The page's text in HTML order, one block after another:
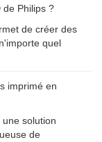
de Philips ?
de créer des
quel
imprimé en
solution
de